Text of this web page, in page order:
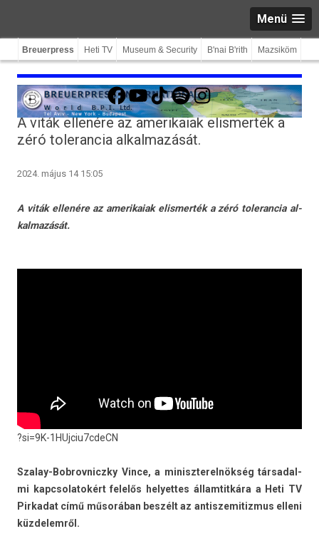
Menü
Breuerpress Heti TV Museum & Security B'nai B'rith Mazsiköm
Facebook
YouTube
TikTokSpotifyInstagram
A viták ellenére az amerikaiak elismerték a
zéró tolerancia alkalmazását.
2024. május 14 15:05
A viták ellenére az amerikaiak elis­merték a zéró toleran­cia al­
kal­mazását.
?si=9K-1HUjciu7cdeCN
Szalay-Bobrovniczky Vince, a miniszterel­nökség tár­sadal­
mi kapcsolatokért felelős helyet­tes állam­titkára a Heti TV
Pir­kadat című műsorában beszélt az anti­szemitiz­mus el­leni
küz­delem­ről.